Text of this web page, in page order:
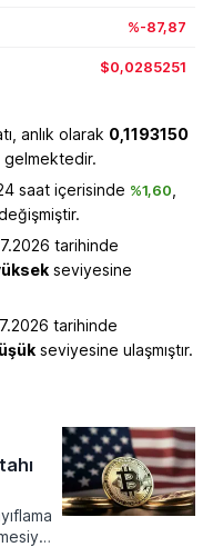
%-87,87
$0,0285251
anlık olarak 0,1193150
gelmektedir.
saat içerisinde %1,60
tarihinde
seviyesine
tarihinde
seviyesine ulaşmıştır.